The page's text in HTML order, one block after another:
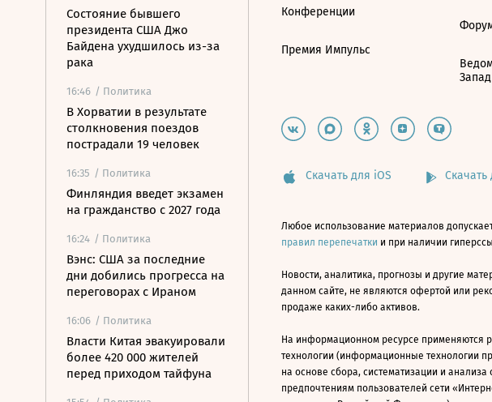
Состояние бывшего
президента США Джо
Байдена ухудшилось из-за
рака
16:46 / Политика
В Хорватии в результате
столкновения поездов
пострадали 19 человек
16:35 / Политика
Финляндия введет экзамен
на гражданство с 2027 года
16:24 / Политика
Вэнс: США за последние
дни добились прогресса на
переговорах с Ираном
16:06 / Политика
Власти Китая эвакуировали
более 420 000 жителей
перед приходом тайфуна
Конференции
Премия Импульс
Запад
Скачать для iOS Скачать
Любое использование материалов
правил перепечатки и при наличии
Новости, аналитика, прогнозы и другие
данном сайте, не являются офертой или
продаже каких-либо активов.
На информационном ресурсе применяются
технологии (информационные технологии
на основе сбора, систематизации и
предпочтениям пользователей сети